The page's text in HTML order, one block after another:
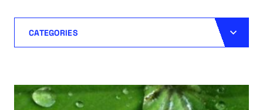
CATEGORIES